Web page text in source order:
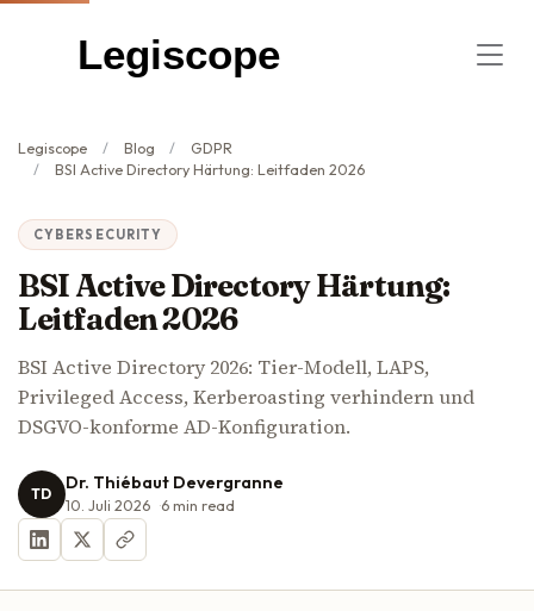
Legiscope
Legiscope Blog
GDPR
BSI Active Directory Härtung: Leitfaden 2026
CYBERSECURITY
BSI Active Directory Härtung:
Leitfaden 2026
BSI Active Directory 2026: Tier-Modell, LAPS,
Privileged Access, Kerberoasting verhindern und
DSGVO-konforme AD-Konfiguration.
TD Dr. Thiébaut Devergranne
10. Juli 2026 6 min read